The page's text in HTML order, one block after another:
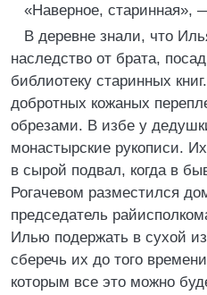
«Наверное,
В деревне знали, что
наследство от брата,
библиотеку старинных
добротных кожаных
обрезами. В избе у
монастырские рукописи.
в сырой подвал, когда в
Рогачевом разместился
председатель
Илью подержать в сухой
сберечь их до того
которым все это можно